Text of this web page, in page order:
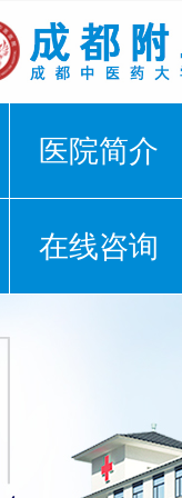
医院简介
在线咨询